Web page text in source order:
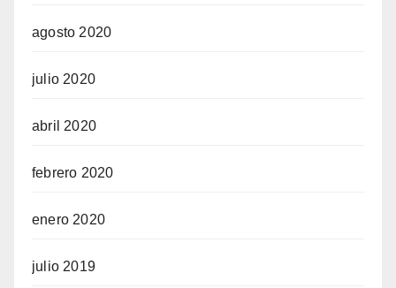
agosto 2020
julio 2020
abril 2020
febrero 2020
enero 2020
julio 2019